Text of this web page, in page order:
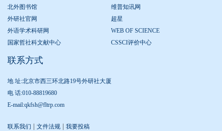
北外图书馆
维普知讯网
外研社官网
超星
外语学术科研网
WEB OF SCIENCE
国家哲社科文献中心
CSSCI评价中心
联系方式
地 址:北京市西三环北路19号外研社大厦
电 话:010-88819680
E-mail:qkfsh@fltrp.com
联系我们 文件法规 我要投稿